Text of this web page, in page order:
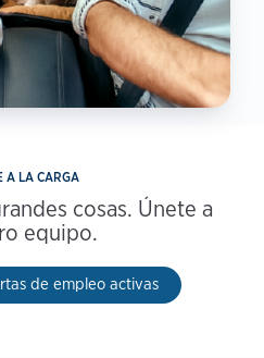
A LA CARGA
cosas. Únete a
equipo.
de empleo activas